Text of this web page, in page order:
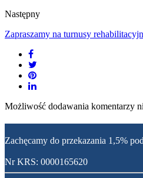
Następny
Zapraszamy na turnusy
Możliwość dodawania komentarzy
Zachęcamy do przekazania 1,5%
Nr KRS: 0000165620